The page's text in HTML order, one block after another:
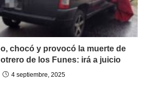
chocó y provocó la muerte de
de los Funes: irá a juicio
4 septiembre, 2025